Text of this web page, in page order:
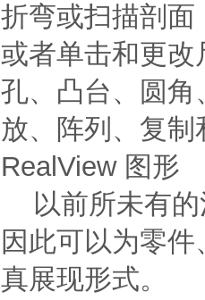
折弯或扫描剖
或者单击和更
孔、凸台、圆
放、阵列、复
RealView 图形
以前所未有的
因此可以为零
真展现形式。